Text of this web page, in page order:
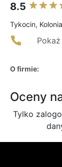
8.5
Tykocin,
O firmie:
Oceny
Tylko